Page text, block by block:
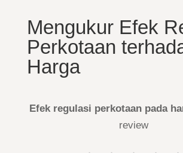
Mengukur Efek
Perkotaan
Harga
Efek regulasi perkotaan pada
review